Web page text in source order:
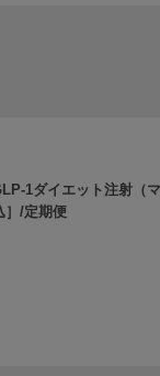
1ダイエット注射（
］/定期便